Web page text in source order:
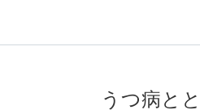
うつ病と